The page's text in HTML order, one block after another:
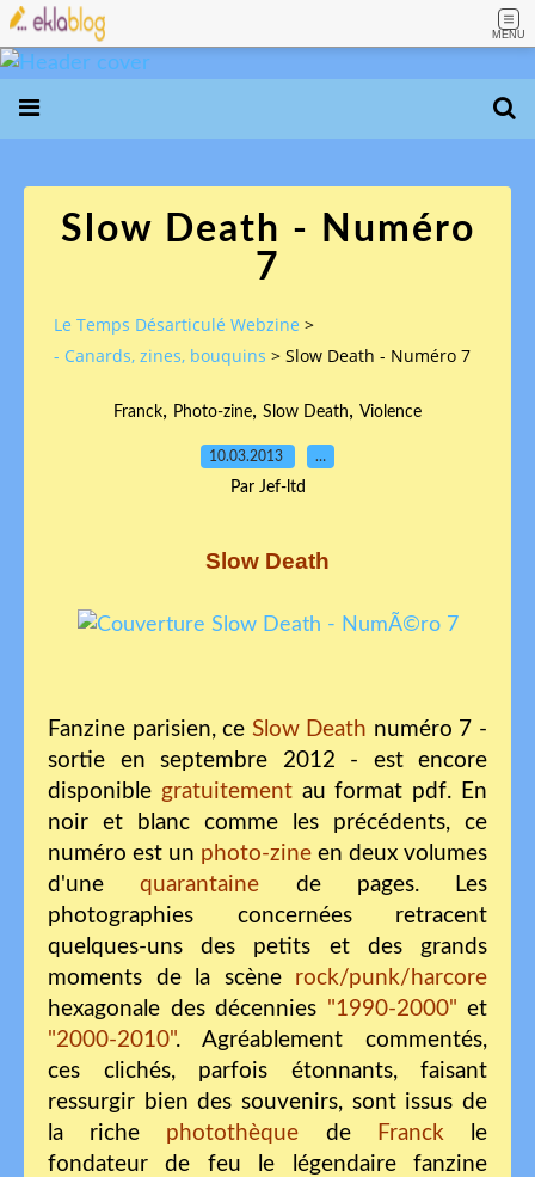
MENU
Slow Death - Numéro
7
Le Temps Désarticulé Webzine >
- Canards, zines, bouquins > Slow Death - Numéro 7
Franck, Photo-zine, Slow Death, Violence
10.03.2013 …
Par Jef-ltd
Slow Death
Fanzine parisien, ce Slow Death numéro 7 -
sortie en septembre 2012 - est encore
disponible gratuitement au format pdf. En
noir et blanc comme les précédents, ce
numéro est un photo-zine en deux volumes
d'unequarantaine de pages. Les
photographies concernées retracent
quelques-uns des petits et des grands
moments de la scène rock/punk/harcore
hexagonale des décennies "1990-2000" et
"2000-2010". Agréablement commentés,
ces clichés, parfois étonnants, faisant
ressurgir bien des souvenirs, sont issus de
la riche photothèque de Franck le
fondateur de feu le légendaire fanzine